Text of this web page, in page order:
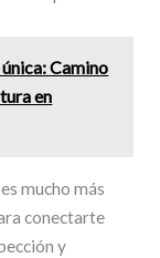
Camino
en
mucho más
conectarte
y